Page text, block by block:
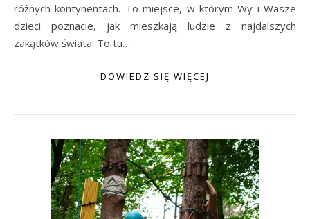
różnych kontynentach. To miejsce, w którym Wy i Wasze
dzieci poznacie, jak mieszkają ludzie z najdalszych
zakątków świata. To tu…
DOWIEDZ SIĘ WIĘCEJ